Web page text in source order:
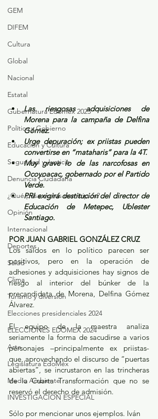
GEM
DIFEM
Cultura
Global
Nacional
Estatal
Gubernatura Edoméx 2023
Política y Gobierno
Educación y Cultura
Seguridad y Justicia
Denuncia Ciudadana
¿Qué pasa en tus municipios?
Opinión
Internacional
Deportes
Salud
Clima
Turismo y diversión
Elecciones presidenciales 2024
ELECCIONES EDOMEX 2024
Arte
Legislatura EdoMéx
Medio Ambiente
INVESTIGACIÓN ESPECIAL
Las riesgosas adquisiciones de
Morena para la campaña de Delfina
Gómez.
Urge depuración; ex priistas pueden
convertirse en “mataharis” para la 4T.
Muy grave lo de las narcofosas en
Ocoyoacac, gobernado por el Partido
Verde.
PRI exigirá destitución del director de
Educación de Metepec, Ublester
Santiago.
POR JUAN GABRIEL GONZÁLEZ CRUZ
Los saldos en lo político parecen ser
positivos, pero en la operación de
adhesiones y adquisiciones hay signos de
riesgo al interior del búnker de la
precandidata de Morena, Delfina Gómez
Álvarez.
El equipo de la maestra analiza
seriamente la forma de sacudirse a varios
personajes –principalmente ex priistas-
que, aprovechando el discurso de “puertas
abiertas”, se incrustaron en las trincheras
de la Cuarta Transformación que no se
reservó el derecho de admisión.
Sólo por mencionar unos ejemplos. Iván